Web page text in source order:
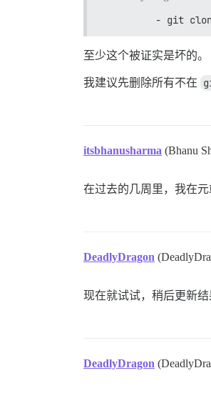
至少这个被证实是坏的。
我建议先删除所有不在
itsbhanusharma (Bhanu
在过去的几周里，我在元
DeadlyDragon
现在就试试，稍后更新结
DeadlyDragon